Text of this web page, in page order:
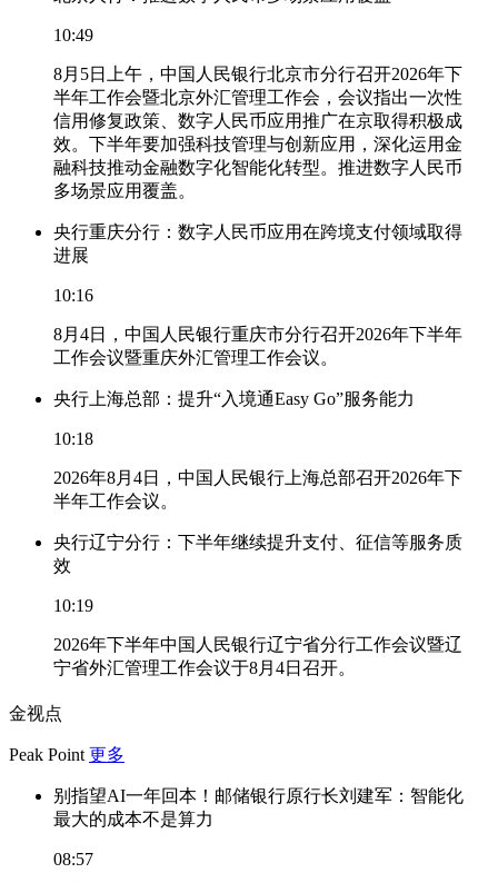
10:49
8月5日上午，中国人民银行北京市分行召开2026年下
半年工作会暨北京外汇管理工作会，会议指出一次性
信用修复政策、数字人民币应用推广在京取得积极成
效。下半年要加强科技管理与创新应用，深化运用金
融科技推动金融数字化智能化转型。推进数字人民币
多场景应用覆盖。
央行重庆分行：数字人民币应用在跨境支付领域取得
进展
10:16
8月4日，中国人民银行重庆市分行召开2026年下半年
工作会议暨重庆外汇管理工作会议。
央行上海总部：提升“入境通Easy Go”服务能力
10:18
2026年8月4日，中国人民银行上海总部召开2026年下
半年工作会议。
央行辽宁分行：下半年继续提升支付、征信等服务质
效
10:19
2026年下半年中国人民银行辽宁省分行工作会议暨辽
宁省外汇管理工作会议于8月4日召开。
金视点
Peak Point 更多
别指望AI一年回本！邮储银行原行长刘建军：智能化
最大的成本不是算力
08:57